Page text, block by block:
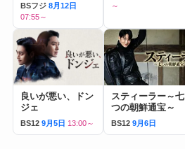
BSフジ 8月12日
07:55～
～
良いが悪い、ドン
ジェ
BS12 9月5日 13:00～
スティーラー～七
つの朝鮮通宝～
BS12 9月6日